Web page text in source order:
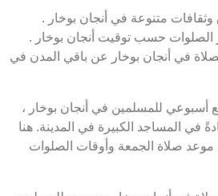
متنوعة في أنجان بوخار .
الصلوات حسب توقيت أنجان بوخار .
في أنجان بوخار عن باقي المدن في
أسبوعي للمسلمين في أنجان بوخار ،
في المساجد الكبيرة في المدينة. هنا
صلاة الجمعة وأوقات الصلوات